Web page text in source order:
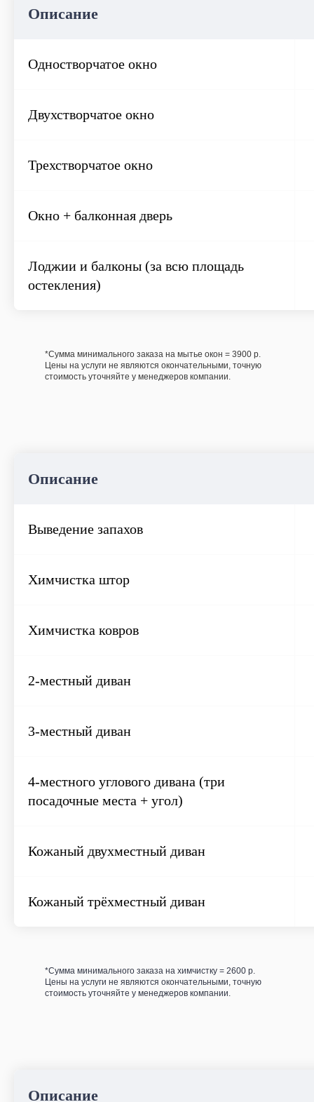
Описание
Одностворчатое окно
Двухстворчатое окно
Трехстворчатое окно
Окно + балконная дверь
Лоджии и балконы (за всю площадь
остекления)
*Сумма минимального заказа на мытье окон = 3900 р.
Цены на услуги не являются окончательными, точную
стоимость уточняйте у менеджеров компании.
Описание
Выведение запахов
Химчистка штор
Химчистка ковров
2-местный диван
3-местный диван
4-местного углового дивана (три
посадочные места + угол)
Кожаный двухместный диван
Кожаный трёхместный диван
*Сумма минимального заказа на химчистку = 2600 р.
Цены на услуги не являются окончательными, точную
стоимость уточняйте у менеджеров компании.
Описание